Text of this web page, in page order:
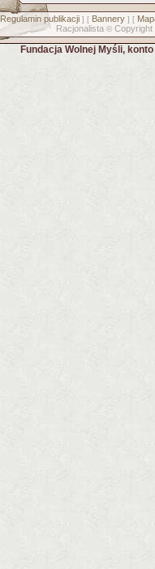
Regulamin publikacji] [ Bannery] [
Racjonalista © Copyright
Fundacja Wolnej Myśli,